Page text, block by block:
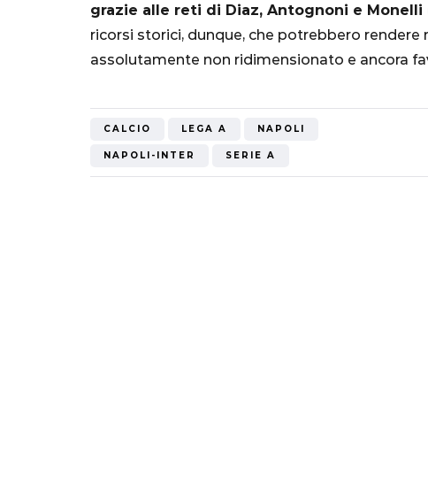
grazie alle reti di Diaz, Antognoni e Monelli
ricorsi storici, dunque, che potrebbero
assolutamente non ridimensionato e ancora
CALCIO LEGA A NAPOLI
NAPOLI-INTER SERIE A
5 Ottobre 2022